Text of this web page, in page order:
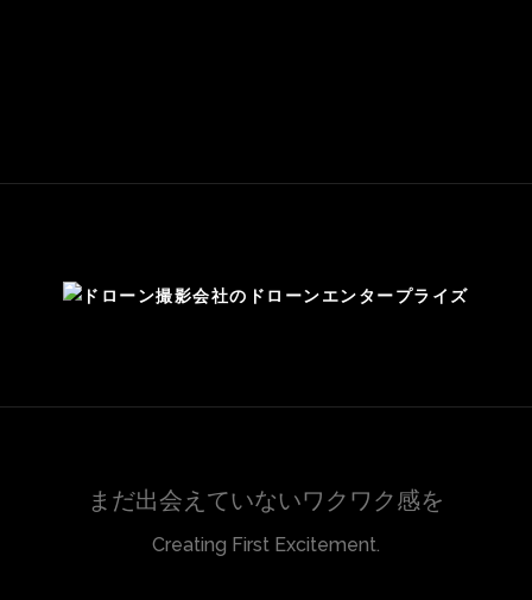
まだ出会えていないワクワク感を
Creating First Excitement.